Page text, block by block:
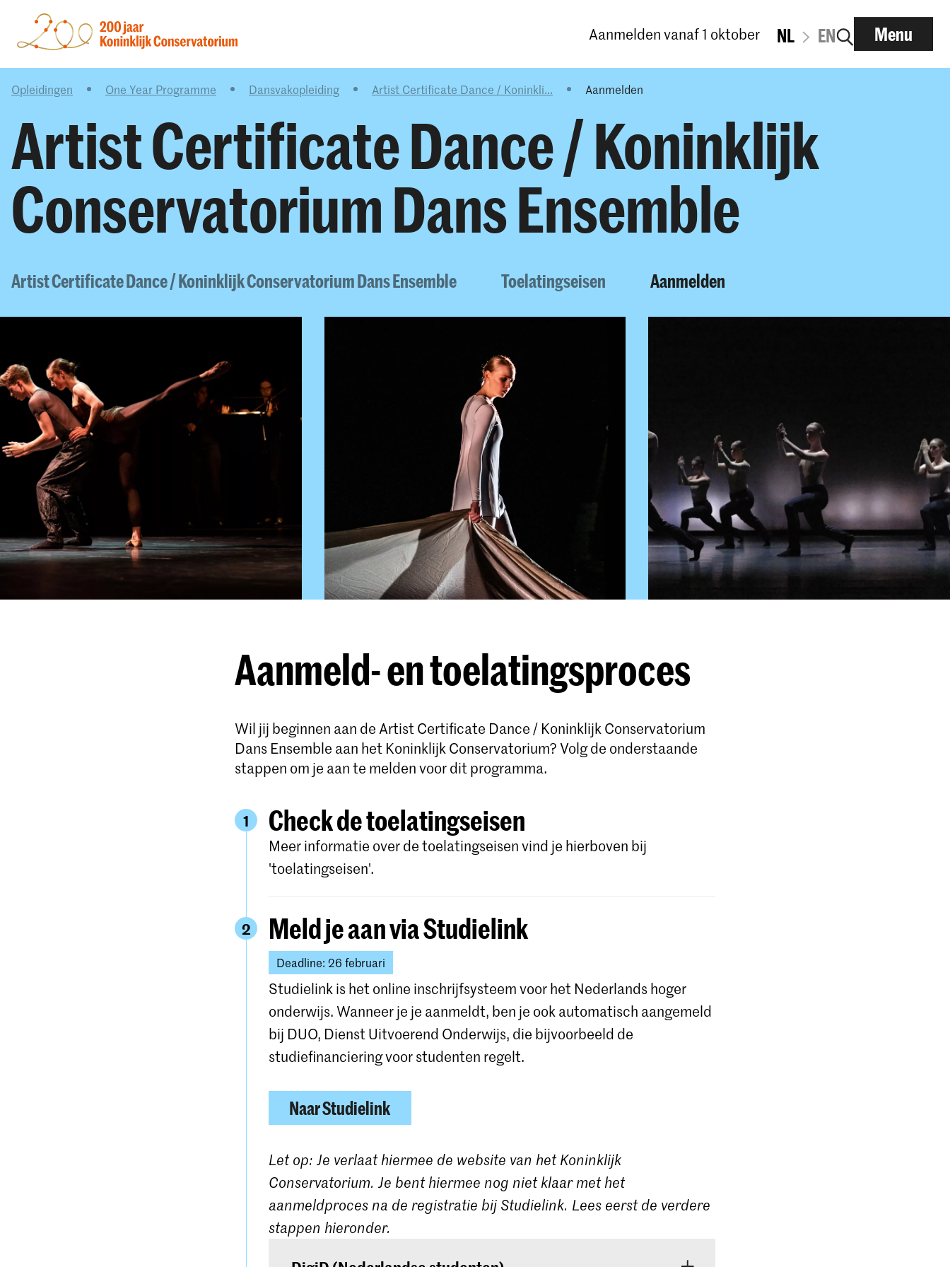
Aanmelden vanaf 1 oktober NL EN Menu
Opleidingen One Year Programme Dansvakopleiding Artist Certificate Dance / Koninkli... Aanmelden
Artist Certificate Dance / Koninklijk
Conservatorium Dans Ensemble
Artist Certificate Dance / Koninklijk Conservatorium Dans Ensemble Toelatingseisen Aanmelden
Aanmeld- en toelatingsproces
Wil jij beginnen aan de Artist Certificate Dance / Koninklijk Conservatorium
Dans Ensemble aan het Koninklijk Conservatorium? Volg de onderstaande
stappen om je aan te melden voor dit programma.
1 Check de toelatingseisen
Meer informatie over de toelatingseisen vind je hierboven bij
'toelatingseisen'.
2 Meld je aan via Studielink
Deadline: 26 februari
Studielink is het online inschrijfsysteem voor het Nederlands hoger
onderwijs. Wanneer je je aanmeldt, ben je ook automatisch aangemeld
bij DUO, Dienst Uitvoerend Onderwijs, die bijvoorbeeld de
studiefinanciering voor studenten regelt.
Naar Studielink
Let op: Je verlaat hiermee de website van het Koninklijk
Conservatorium. Je bent hiermee nog niet klaar met het
aanmeldproces na de registratie bij Studielink. Lees eerst de verdere
stappen hieronder.